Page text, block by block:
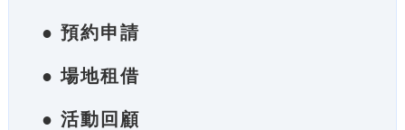
● 預約申請
● 場地租借
● 活動回顧